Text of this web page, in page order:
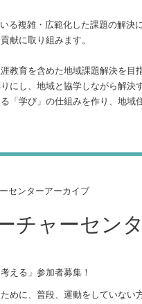
る複雑・広範化した課題の解決
献に取り組みます。
教育を含めた地域課題解決を目
にし、地域と協学しながら解決
「学び」の仕組みを作り、地
センターアーカイブ
チャーセン
考える」参加者募集！
めに、普段、運動をしていない